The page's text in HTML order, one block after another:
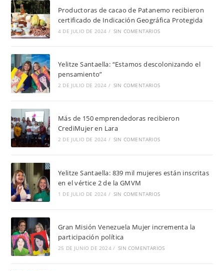
Productoras de cacao de Patanemo recibieron
certificado de Indicación Geográfica Protegida
4 DE JULIO DE 2024 / SIN COMENTARIOS
Yelitze Santaella: “Estamos descolonizando el
pensamiento”
2 DE JULIO DE 2024 / SIN COMENTARIOS
Más de 150 emprendedoras recibieron
CrediMujer en Lara
2 DE JULIO DE 2024 / SIN COMENTARIOS
Yelitze Santaella: 839 mil mujeres están inscritas
en el vértice 2 de la GMVM
1 DE JULIO DE 2024 / SIN COMENTARIOS
Gran Misión Venezuela Mujer incrementa la
participación política
25 DE JUNIO DE 2024 / SIN COMENTARIOS